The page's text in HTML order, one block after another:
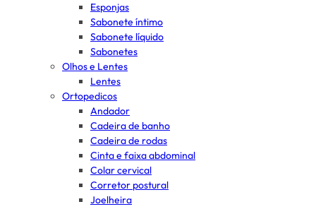
Esponjas
Sabonete íntimo
Sabonete líquido
Sabonetes
Olhos e Lentes
Lentes
Ortopedicos
Andador
Cadeira de banho
Cadeira de rodas
Cinta e faixa abdominal
Colar cervical
Corretor postural
Joelheira